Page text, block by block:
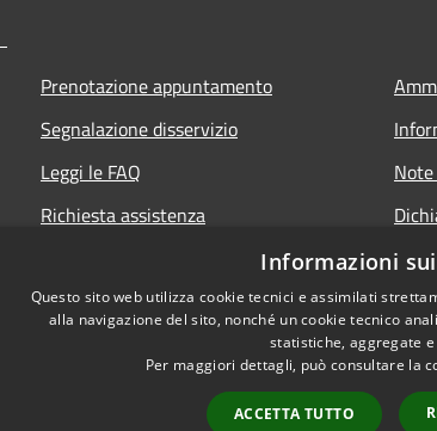
Prenotazione appuntamento
Segnalazione disservizio
Leggi le FAQ
Richiesta assistenza
Informazioni
Questo sito web utilizza cookie tecnici e assimilati
alla navigazione del sito, nonché un cookie tecnico
statistiche, aggregate
Per maggiori dettagli, può consultare la
ACCETTA TUTTO